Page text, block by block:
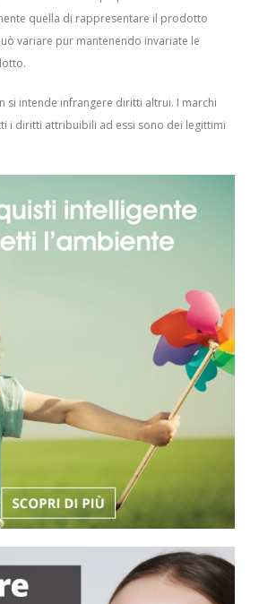
quella di rappresentare il prodotto
variare pur mantenendo invariate le
si intende infrangere diritti altrui. I marchi
i diritti attribuibili ad essi sono dei legittimi